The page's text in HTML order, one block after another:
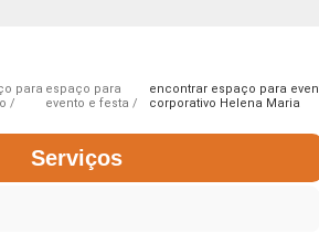
para espaço para
evento e festa
encontrar espaço para
corporativo Helena Maria
Serviços